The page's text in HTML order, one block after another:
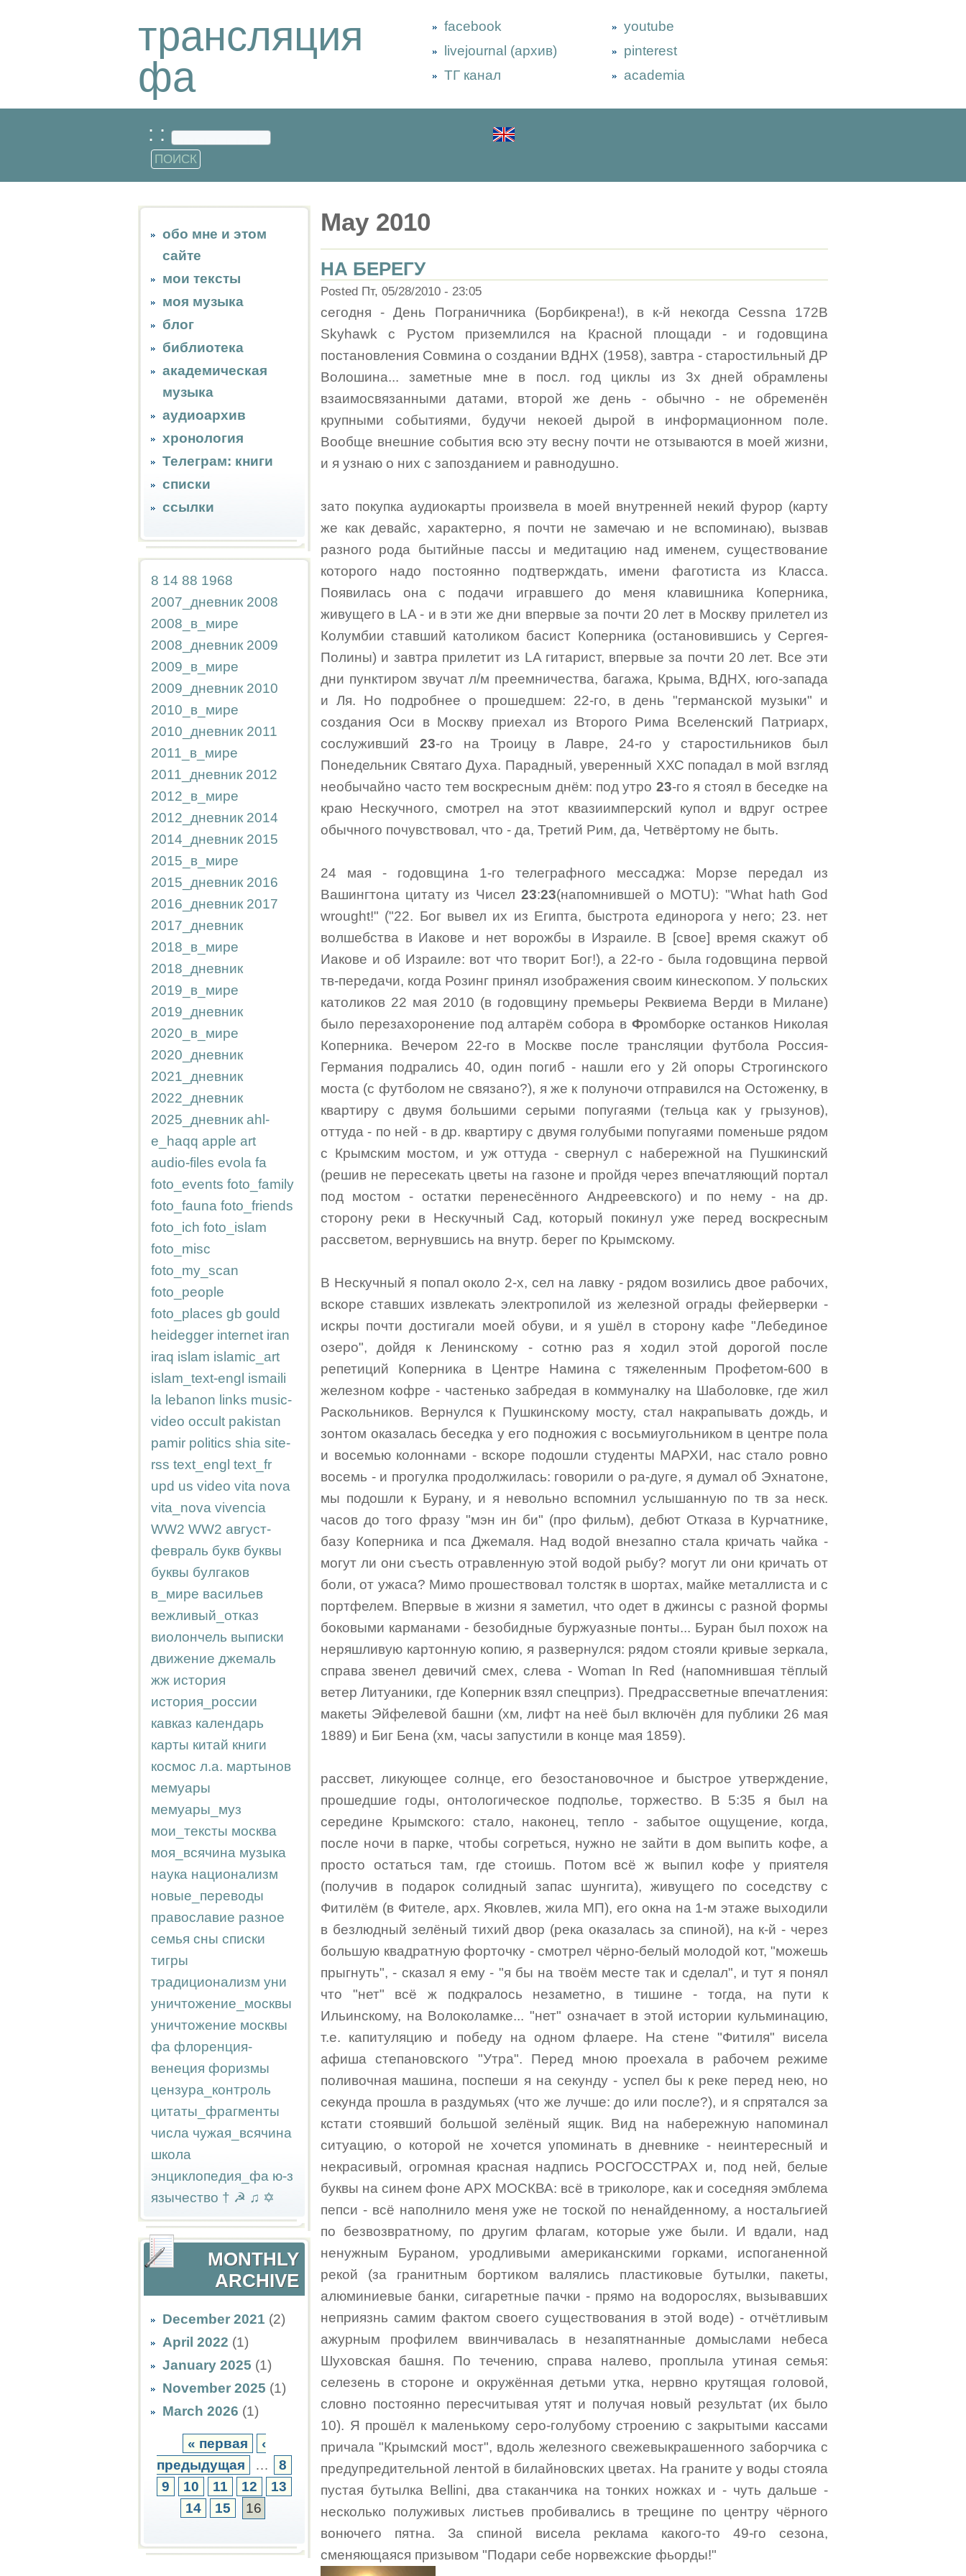
трансляция
фа
facebook
livejournal (архив)
ТГ канал
youtube
pinterest
academia
: :
обо мне и этом
сайте
мои тексты
моя музыка
блог
библиотека
академическая
музыка
аудиоархив
хронология
Телеграм: книги
списки
ссылки
8 14 88 1968
2007_дневник 2008
2008_в_мире
2008_дневник 2009
2009_в_мире
2009_дневник 2010
2010_в_мире
2010_дневник 2011
2011_в_мире
2011_дневник 2012
2012_в_мире
2012_дневник 2014
2014_дневник 2015
2015_в_мире
2015_дневник 2016
2016_дневник 2017
2017_дневник
2018_в_мире
2018_дневник
2019_в_мире
2019_дневник
2020_в_мире
2020_дневник
2021_дневник
2022_дневник
2025_дневник ahl-
e_haqq apple art
audio-files evola fa
foto_events foto_family
foto_fauna foto_friends
foto_ich foto_islam
foto_misc
foto_my_scan
foto_people
foto_places gb gould
heidegger internet iran
iraq islam islamic_art
islam_text-engl ismaili
la lebanon links music-
video occult pakistan
pamir politics shia site-
rss text_engl text_fr
upd us video vita nova
vita_nova vivencia
WW2 WW2 август-
февраль букв буквы
буквы булгаков
в_мире васильев
вежливый_отказ
виолончель выписки
движение джемаль
жж история
история_россии
кавказ календарь
карты китай книги
космос л.а. мартынов
мемуары
мемуары_муз
мои_тексты москва
моя_всячина музыка
наука национализм
новые_переводы
православие разное
семья сны списки
тигры
традиционализм уни
уничтожение_москвы
уничтожение москвы
фа флоренция-
венеция форизмы
цензура_контроль
цитаты_фрагменты
числа чужая_всячина
школа
энциклопедия_фа ю-з
язычество † ☭ ♫ ✡
MONTHLY
ARCHIVE
December 2021 (2)
April 2022 (1)
January 2025 (1)
November 2025 (1)
March 2026 (1)
« первая
‹
предыдущая
…
8
9
10 11 12
13
14
15 16
May 2010
НА БЕРЕГУ
Posted Пт, 05/28/2010 - 23:05
сегодня - День Пограничника (Борбикрена!), в к-й некогда Cessna 172B
Skyhawk с Рустом приземлился на Красной площади - и годовщина
постановления Совмина о создании ВДНХ (1958), завтра - старостильный ДР
Волошина... заметные мне в посл. год циклы из 3х дней обрамлены
взаимосвязанными датами, второй же день - обычно - не обременён
крупными событиями, будучи некоей дырой в информационном поле.
Вообще внешние события всю эту весну почти не отзываются в моей жизни,
и я узнаю о них с запозданием и равнодушно.
зато покупка аудиокарты произвела в моей внутренней некий фурор (карту
же как девайс, характерно, я почти не замечаю и не вспоминаю), вызвав
разного рода бытийные пассы и медитацию над именем, существование
которого надо постоянно подтверждать, имени фаготиста из Класса.
Появилась она с подачи игравшего до меня клавишника Коперника,
живущего в LA - и в эти же дни впервые за почти 20 лет в Москву прилетел из
Колумбии ставший католиком басист Коперника (остановившись у Сергея-
Полины) и завтра прилетит из LA гитарист, впервые за почти 20 лет. Все эти
дни пунктиром звучат л/м преемничества, багажа, Крыма, ВДНХ, юго-запада
и Ля. Но подробнее о прошедшем: 22-го, в день "германской музыки" и
создания Оси в Москву приехал из Второго Рима Вселенский Патриарх,
сослуживший 23-го на Троицу в Лавре, 24-го у старостильников был
Понедельник Святаго Духа. Парадный, уверенный ХХС попадал в мой взгляд
необычайно часто тем воскресным днём: под утро 23-го я стоял в беседке на
краю Нескучного, смотрел на этот квазиимперский купол и вдруг острее
обычного почувствовал, что - да, Третий Рим, да, Четвёртому не быть.
24 мая - годовщина 1-го телеграфного мессаджа: Морзе передал из
Вашингтона цитату из Чисел 23:23(напомнившей о MOTU): "What hath God
wrought!" ("22. Бог вывел их из Египта, быстрота единорога у него; 23. нет
волшебства в Иакове и нет ворожбы в Израиле. В [свое] время скажут об
Иакове и об Израиле: вот что творит Бог!), а 22-го - была годовщина первой
тв-передачи, когда Розинг принял изображения своим кинескопом. У польских
католиков 22 мая 2010 (в годовщину премьеры Реквиема Верди в Милане)
было перезахоронение под алтарём собора в Фромборке останков Николая
Коперника. Вечером 22-го в Москве после трансляции футбола Россия-
Германия подрались 40, один погиб - нашли его у 2й опоры Строгинского
моста (с футболом не связано?), я же к полуночи отправился на Остоженку, в
квартиру с двумя большими серыми попугаями (тельца как у грызунов),
оттуда - по ней - в др. квартиру с двумя голубыми попугаями поменьше рядом
с Крымским мостом, и уж оттуда - свернул с набережной на Пушкинский
(решив не пересекать цветы на газоне и пройдя через впечатляющий портал
под мостом - остатки перенесённого Андреевского) и по нему - на др.
сторону реки в Нескучный Сад, который покинул уже перед воскресным
рассветом, вернувшись на внутр. берег по Крымскому.
В Нескучный я попал около 2-х, сел на лавку - рядом возились двое рабочих,
вскоре ставших извлекать электропилой из железной ограды фейерверки -
искры почти достигали моей обуви, и я ушёл в сторону кафе "Лебединое
озеро", дойдя к Ленинскому - сотню раз я ходил этой дорогой после
репетиций Коперника в Центре Намина с тяжеленным Профетом-600 в
железном кофре - частенько забредая в коммуналку на Шаболовке, где жил
Раскольников. Вернулся к Пушкинскому мосту, стал накрапывать дождь, и
зонтом оказалась беседка у его подножия с восьмиугольником в центре пола
и восемью колоннами - вскоре подошли студенты МАРХИ, нас стало ровно
восемь - и прогулка продолжилась: говорили о ра-дуге, я думал об Эхнатоне,
мы подошли к Бурану, и я невольно вспомнил услышанную по тв за неск.
часов до того фразу "мэн ин би" (про фильм), дебют Отказа в Курчатнике,
базу Коперника и пса Джемаля. Над водой внезапно стала кричать чайка -
могут ли они съесть отравленную этой водой рыбу? могут ли они кричать от
боли, от ужаса? Мимо прошествовал толстяк в шортах, майке металлиста и с
портфелем. Впервые в жизни я заметил, что одет в джинсы с разной формы
боковыми карманами - безобидные буржуазные понты... Буран был похож на
неряшливую картонную копию, я развернулся: рядом стояли кривые зеркала,
справа звенел девичий смех, слева - Woman In Red (напомнившая тёплый
ветер Литуаники, где Коперник взял спецприз). Предрассветные впечатления:
макеты Эйфелевой башни (хм, лифт на неё был включён для публики 26 мая
1889) и Биг Бена (хм, часы запустили в конце мая 1859).
рассвет, ликующее солнце, его безостановочное и быстрое утверждение,
прошедшие годы, онтологическое подполье, торжество. В 5:35 я был на
середине Крымского: стало, наконец, тепло - забытое ощущение, когда,
после ночи в парке, чтобы согреться, нужно не зайти в дом выпить кофе, а
просто остаться там, где стоишь. Потом всё ж выпил кофе у приятеля
(получив в подарок солидный запас шунгита), живущего по соседству с
Фитилём (в Фителе, арх. Яковлев, жила МП), его окна на 1-м этаже выходили
в безлюдный зелёный тихий двор (река оказалась за спиной), на к-й - через
большую квадратную форточку - смотрел чёрно-белый молодой кот, "можешь
прыгнуть", - сказал я ему - "я бы на твоём месте так и сделал", и тут я понял
что "нет" всё ж подкралось незаметно, в тишине - тогда, на пути к
Ильинскому, на Волоколамке... "нет" означает в этой истории кульминацию,
т.е. капитуляцию и победу на одном флаере. На стене "Фитиля" висела
афиша степановского "Утра". Перед мною проехала в рабочем режиме
поливочная машина, поспеши я на секунду - успел бы к реке перед нею, но
секунда прошла в раздумьях (что же лучше: до или после?), и я спрятался за
кстати стоявший большой зелёный ящик. Вид на набережную напоминал
ситуацию, о которой не хочется упоминать в дневнике - неинтересный и
некрасивый, огромная красная надпись РОСГОССТРАХ и, под ней, белые
буквы на синем фоне АРХ МОСКВА: всё в триколоре, как и соседняя эмблема
пепси - всё наполнило меня уже не тоской по ненайденному, а ностальгией
по безвозвратному, по другим флагам, которые уже были. И вдали, над
ненужным Бураном, уродливыми американскими горками, испоганенной
рекой (за гранитным бортиком валялись пластиковые бутылки, пакеты,
алюминиевые банки, сигаретные пачки - прямо на водорослях, вызывавших
неприязнь самим фактом своего существования в этой воде) - отчётливым
ажурным профилем ввинчивалась в незапятнанные домыслами небеса
Шуховская башня. По течению, справа налево, проплыла утиная семья:
селезень в стороне и окружённая детьми утка, нервно крутящая головой,
словно постоянно пересчитывая утят и получая новый результат (их было
10). Я прошёл к маленькому серо-голубому строению с закрытыми кассами
причала "Крымский мост", вдоль железного свежевыкрашенного заборчика с
предупредительной лентой в билайновских цветах. На граните у воды стояла
пустая бутылка Bellini, два стаканчика на тонких ножках и - чуть дальше -
несколько полуживых листьев пробивались в трещине по центру чёрного
вонючего пятна. За спиной висела реклама какого-то 49-го сезона,
сменяющаяся призывом "Подари себе норвежские фьорды!"